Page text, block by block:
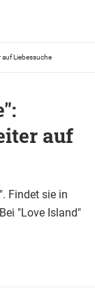
auf Liebessuche
auf
Findet sie in
"Love Island"